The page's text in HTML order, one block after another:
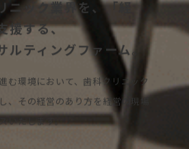
ニック業界を、「経
援する、
ルティングファーム。
む環境において、歯科クリニック
、その経営のあり方を経営の現場
いたします。